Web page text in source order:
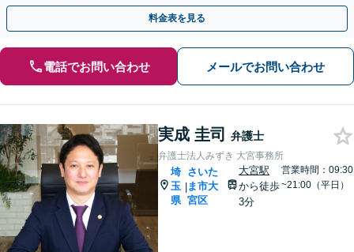
解決します！
料金表を見る
電話でお問い合わせ メールでお問い合わせ
実成 圭司 弁護士
弁護士法人みずき 大宮事務所
埼
玉
県
|
さいた
ま市大
宮区
大宮駅
から徒歩
3分
営業時間：09:30
~21:00（平日）